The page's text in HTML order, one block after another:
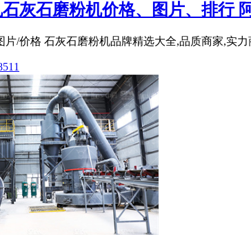
灰石磨粉机价格、图片、排行
片/价格 石灰石磨粉机品牌精选大全,品质商家,实